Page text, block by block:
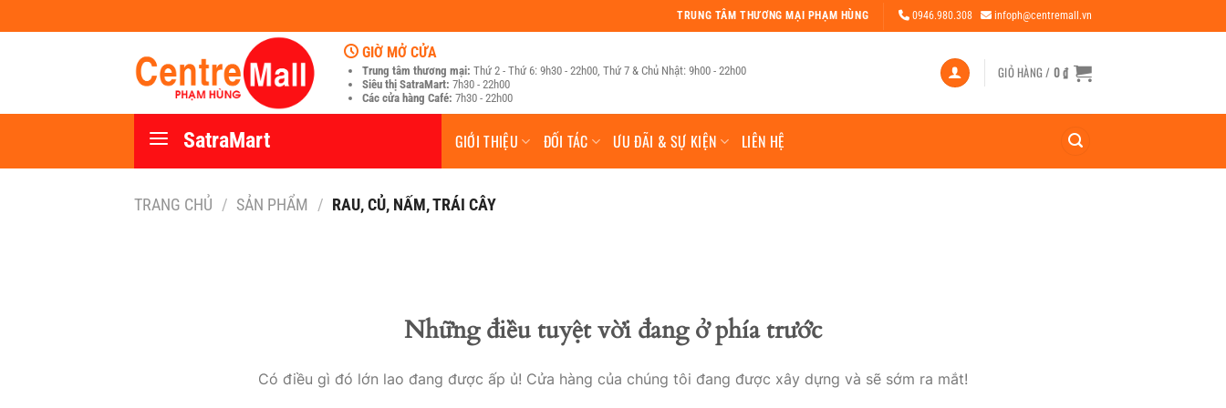
đến
TRUNG TÂM THƯƠNG MẠI PHẠM HÙNG 0946.980.308 infoph@centremall.vn
GIỜ MỞ CỬA
Trung tâm thương mại: Thứ 2 - Thứ 6: 9h30 - 22h00, Thứ 7 & Chủ Nhật: 9h00 - 22h00
Siêu thị SatraMart: 7h30 - 22h00
Các cửa hàng Café: 7h30 - 22h00
GIỎ HÀNG / 0₫
SatraMart GIỚI THIỆU ĐỐI TÁC ƯU ĐÃI & SỰ KIỆN LIÊN HỆ
TRANG CHỦ / SẢN PHẨM / RAU, CỦ, NẤM, TRÁI CÂY
Những điều tuyệt vời đang ở phía trước
Có điều gì đó lớn lao đang được ấp ủ! Cửa hàng của chúng tôi đang được xây dựng và sẽ sớm ra mắt!